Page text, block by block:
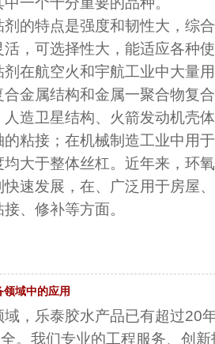
的特点是强度和韧性大，综
，可选择性大，能适应各种
在航空火和宇航工业中大量
金属结构和金属一聚合物复
造卫星结构、火箭发动机壳
粘接；在机械制造工业中用
大于整体丝杠。近年来，环
快速发展，在、广泛用于房屋
、修补等方面。
域中的应用
，乐泰胶水产品已有超过20
。我们专业的工程服务、创